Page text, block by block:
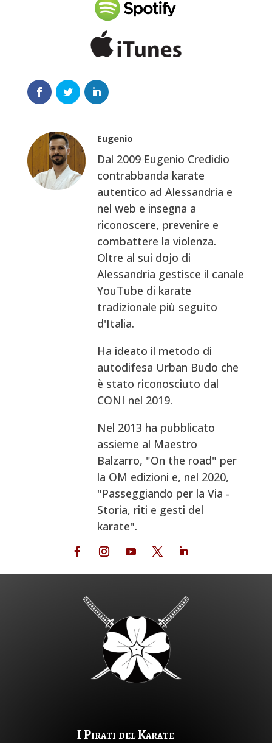
Eugenio
Dal 2009 Eugenio Credidio
contrabbanda karate
autentico ad Alessandria e
nel web e insegna a
riconoscere, prevenire e
combattere la violenza.
Oltre al sui dojo di
Alessandria gestisce il canale
YouTube di karate
tradizionale più seguito
d'Italia.
Ha ideato il metodo di
autodifesa Urban Budo che
è stato riconosciuto dal
CONI nel 2019.
Nel 2013 ha pubblicato
assieme al Maestro
Balzarro, "On the road" per
la OM edizioni e, nel 2020,
"Passeggiando per la Via -
Storia, riti e gesti del
karate".
I Pirati del Karate